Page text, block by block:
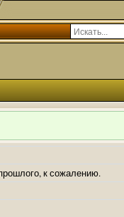
к сожалению.